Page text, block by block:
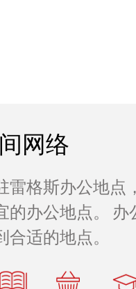
网络
雷格斯办公地点
的办公地点。 办
适的地点。